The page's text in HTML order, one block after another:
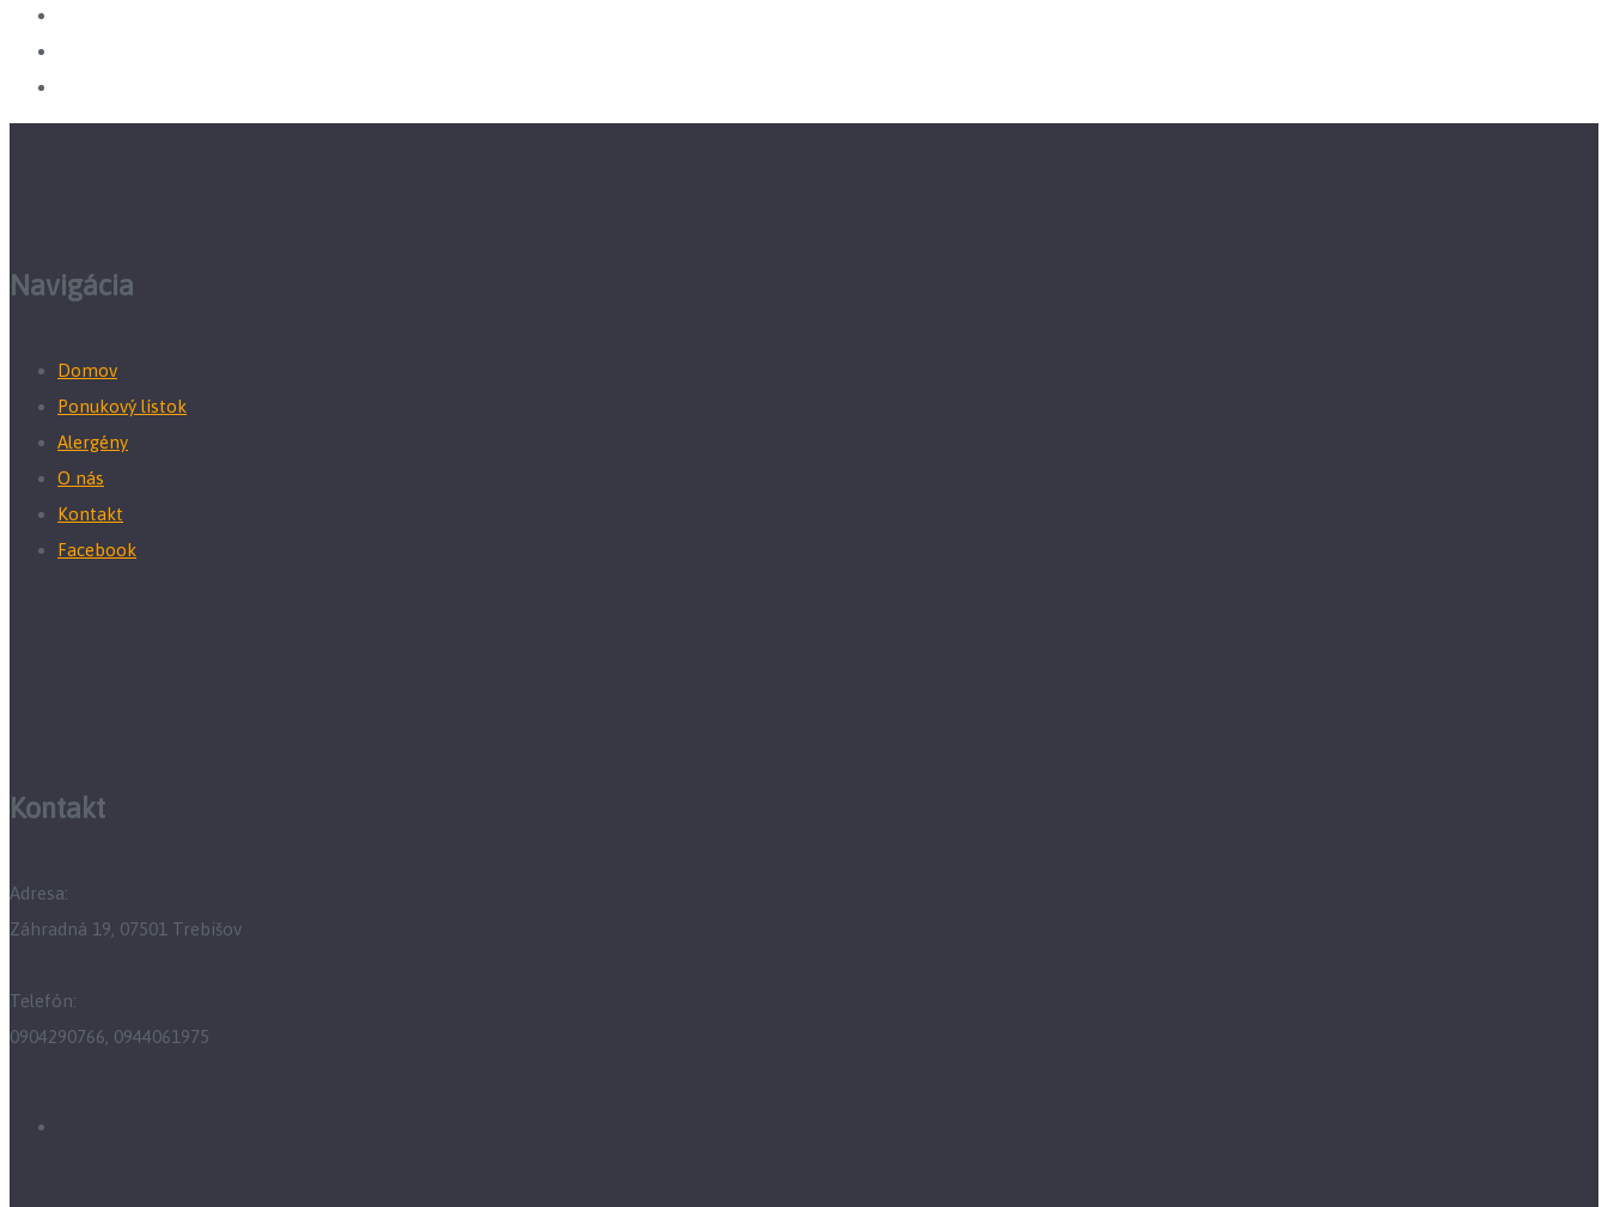
Navigácia
Domov
Ponukový lístok
Alergény
O nás
Kontakt
Facebook
Kontakt
Adresa:
Záhradná 19, 07501 Trebišov
Telefón:
0904290766, 0944061975